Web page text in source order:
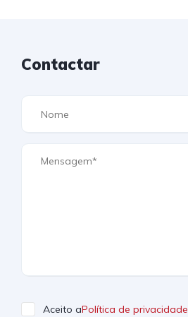
Contactar
Aceito aPolítica de privacidade